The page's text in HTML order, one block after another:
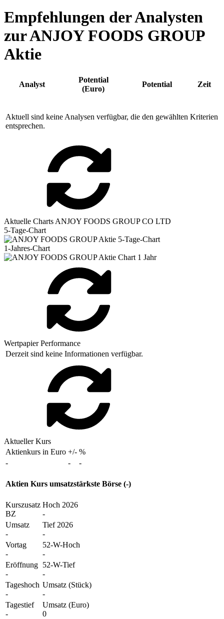
Empfehlungen der Analysten
zur ANJOY FOODS GROUP
Aktie
Analyst
Potential
(Euro)
Potential Zeit
Aktuell sind keine Analysen verfügbar, die den gewählten Kriterien
entsprechen.
Aktuelle Charts ANJOY FOODS GROUP CO LTD
5-Tage-Chart
1-Jahres-Chart
Wertpapier Performance
Derzeit sind keine Informationen verfügbar.
Aktueller Kurs
Aktienkurs in Euro +/- %
-
- -
Aktien Kurs umsatzstärkste Börse (-)
Kurszusatz
BZ
Hoch 2026
-
Umsatz
-
Tief 2026
-
Vortag
-
52-W-Hoch
-
Eröffnung
-
52-W-Tief
-
Tageshoch
-
Umsatz (Stück)
-
Tagestief
-
Umsatz (Euro)
0